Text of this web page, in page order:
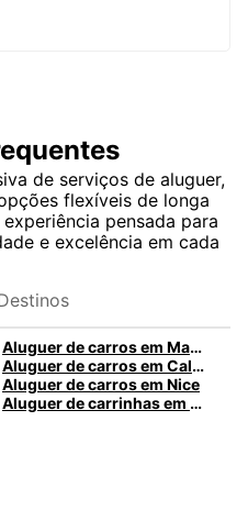
de serviços de aluguer,
flexíveis de longa
pensada para
e excelência em cada
Aluguer de carros em Madrid
Aluguer de carros em Caldas da Rainha
Aluguer de carros em Nice
Aluguer de carrinhas em Santa Maria da Feira